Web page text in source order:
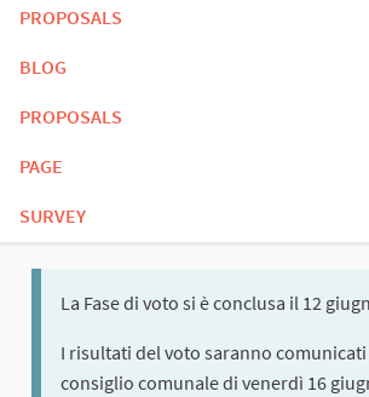
PROPOSALS
BLOG
PROPOSALS
PAGE
SURVEY
La Fase di voto si è conclusa il 12
I risultati del voto saranno
consiglio comunale di venerdì 16